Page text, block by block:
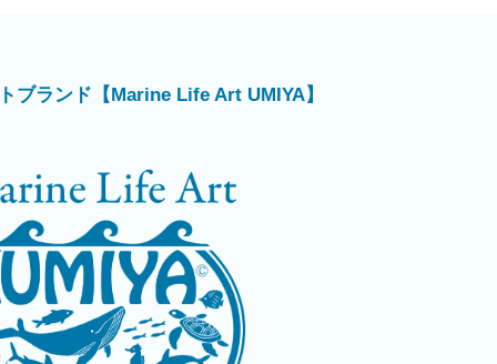
ブランド【Marine Life Art UMIYA】